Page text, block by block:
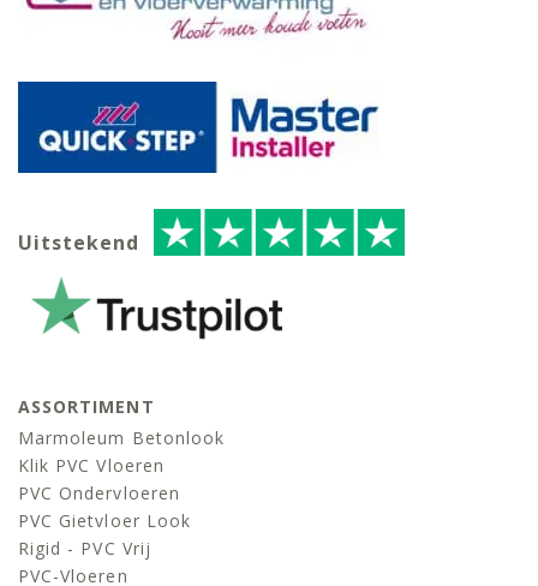
Uitstekend
ASSORTIMENT
Marmoleum Betonlook
Klik PVC Vloeren
PVC Ondervloeren
PVC Gietvloer Look
Rigid - PVC Vrij
PVC-Vloeren